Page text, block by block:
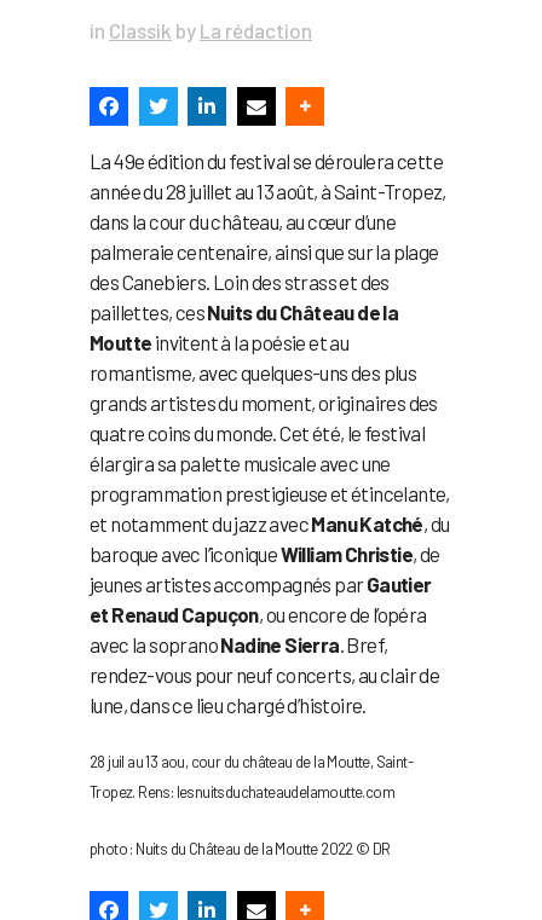
in Classik by La rédaction
La 49e édition du festival se déroulera cette
année du 28 juillet au 13 août, à Saint-Tropez,
dans la cour du château, au cœur d’une
palmeraie centenaire, ainsi que sur la plage
des Canebiers. Loin des strass et des
paillettes, cesNuits du Château de la
Moutte invitent à la poésie et au
romantisme, avec quelques-uns des plus
grands artistes du moment, originaires des
quatre coins du monde. Cet été, le festival
élargira sa palette musicale avec une
programmation prestigieuse et étincelante,
et notamment du jazz avecManu Katché, du
baroque avec l’iconiqueWilliam Christie, de
jeunes artistes accompagnés parGautier
et Renaud Capuçon, ou encore de l’opéra
avec la sopranoNadine Sierra. Bref,
rendez-vous pour neuf concerts, au clair de
lune, dans ce lieu chargé d’histoire.
28 juil au 13 aou, cour du château de la Moutte, Saint-
Tropez. Rens: lesnuitsduchateaudelamoutte.com
photo : Nuits du Château de la Moutte 2022 © DR